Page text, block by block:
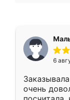
6
очень